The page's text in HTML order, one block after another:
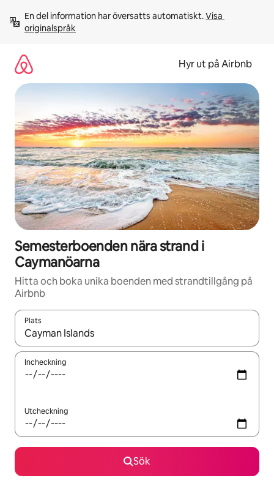
innehåll
En del information har översatts automatiskt. Visa
originalspråk
Hyr ut på Airbnb
Semesterboenden nära strand i
Caymanöarna
Hitta och boka unika boenden med strandtillgång på
Airbnb
Plats
När resultaten är tillgängliga kan du navigera med upp- och
Incheckning
Utcheckning
Sök